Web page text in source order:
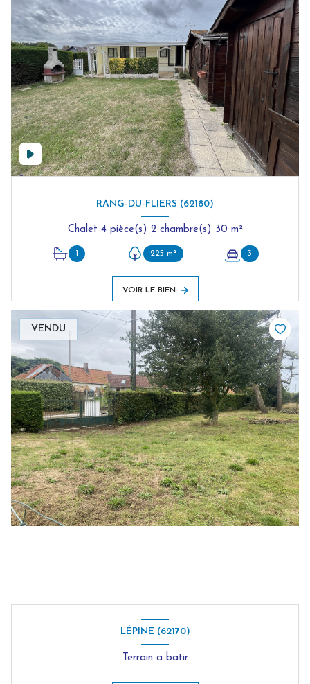
RANG-DU-FLIERS (62180)
Chalet 4 pièce(s) 2 chambre(s) 30 m²
1 225 m² 3
VOIR LE BIEN
VENDU
LÉPINE (62170)
Terrain a batir